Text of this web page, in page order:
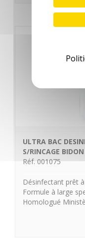
ULTRA BAC
S/RINCAGE
Réf. 001075
Désinfectant prêt
Formule à large
Homologué